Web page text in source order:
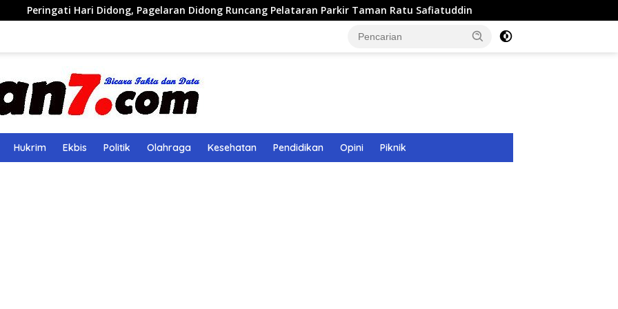
Didong, Pagelaran Didong Runcang Pelataran Parkir Taman Ratu Safiatuddin 8 Tim Berlaga di Turnamen Eksekutif
Hukrim Ekbis Politik Olahraga Kesehatan Pendidikan Opini Piknik